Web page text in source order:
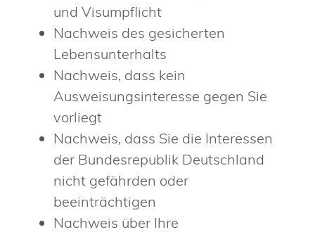
und Visumpflicht
Nachweis des gesicherten
Lebensunterhalts
Nachweis, dass kein
Ausweisungsinteresse gegen Sie
vorliegt
Nachweis, dass Sie die Interessen
der Bundesrepublik Deutschland
nicht gefährden oder
beeinträchtigen
Nachweis über Ihre